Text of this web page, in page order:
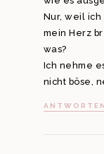
Nur, weil
mein Herz
was?
Ich nehme
nicht böse,
ANTWORTEN